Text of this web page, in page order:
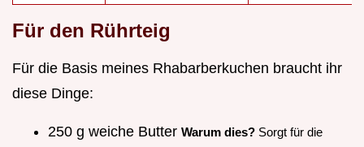
Für den Rührteig
Für die Basis meines Rhabarberkuchen braucht ihr
diese Dinge:
250 g weiche Butter Warum dies? Sorgt für die